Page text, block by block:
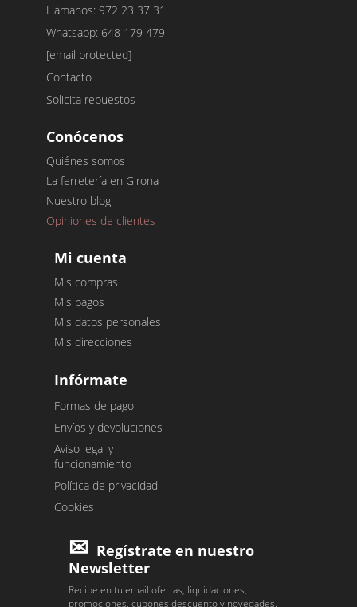
Llámanos: 972 23 37 31
Whatsapp: 648 179 479
[email protected]
Contacto
Solicita repuestos
Conócenos
Quiénes somos
La ferretería en Girona
Nuestro blog
Opiniones de clientes
Mi cuenta
Mis compras
Mis pagos
Mis datos personales
Mis direcciones
Infórmate
Formas de pago
Envíos y devoluciones
Aviso legal y
funcionamiento
Política de privacidad
Cookies
Regístrate en nuestro
Newsletter
Recibe en tu email ofertas, liquidaciones,
promociones, cupones descuento y novedades.